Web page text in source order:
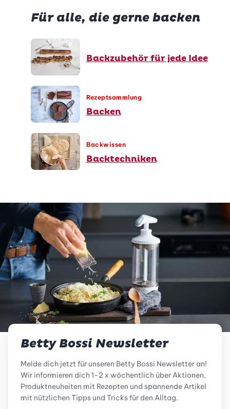
Für alle, die gerne backen
Backzubehör für jede Idee
Rezeptsammlung
Backen
Backwissen
Backtechniken
Betty Bossi Newsletter
Melde dich jetzt für unseren Betty Bossi Newsletter an!
Wir informieren dich 1-2 x wöchentlich über Aktionen,
Produktneuheiten mit Rezepten und spannende Artikel
mit nützlichen Tipps und Tricks für den Alltag.